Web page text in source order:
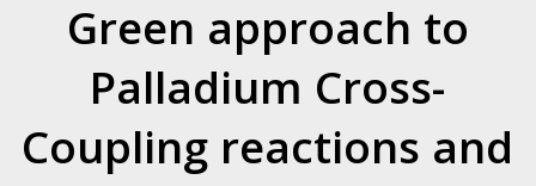
Green approach to
Palladium Cross-
Coupling reactions and